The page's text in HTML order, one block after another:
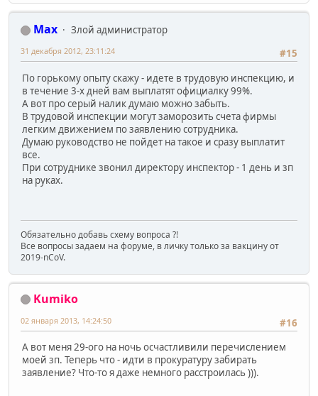
Max
Злой администратор
#15
31 декабря 2012, 23:11:24
По горькому опыту скажу - идете в трудовую инспекцию, и
в течение 3-х дней вам выплатят официалку 99%.
А вот про серый налик думаю можно забыть.
В трудовой инспекции могут заморозить счета фирмы
легким движением по заявлению сотрудника.
Думаю руководство не пойдет на такое и сразу выплатит
все.
При сотруднике звонил директору инспектор - 1 день и зп
на руках.
Обязательно добавь схему вопроса ?!
Все вопросы задаем на форуме, в личку только за вакцину от
2019-nCoV.
Kumiko
#16
02 января 2013, 14:24:50
А вот меня 29-ого на ночь осчастливили перечислением
моей зп. Теперь что - идти в прокуратуру забирать
заявление? Что-то я даже немного расстроилась ))).